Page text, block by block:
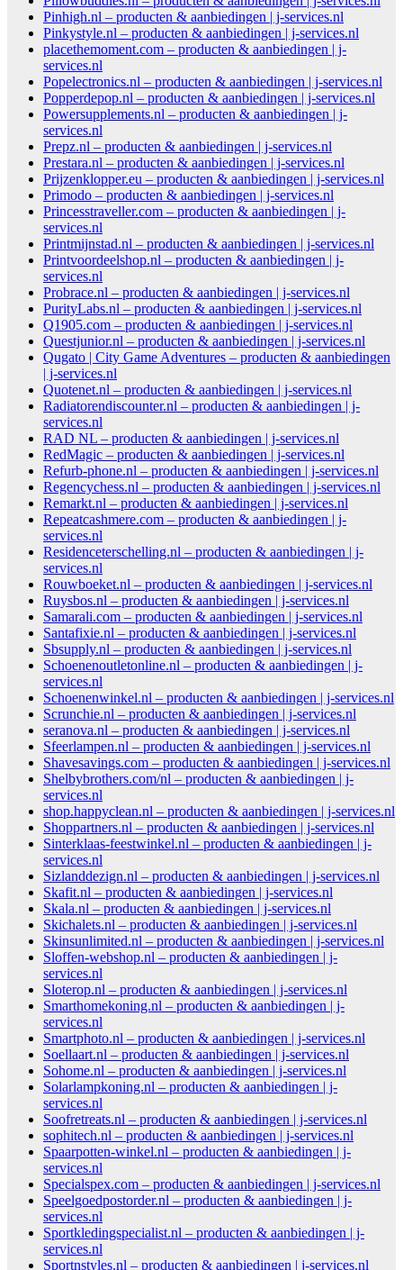
Pinhigh.nl – producten & aanbiedingen | j-services.nl
Pinkystyle.nl – producten & aanbiedingen | j-services.nl
placethemoment.com – producten & aanbiedingen | j-
services.nl
Popelectronics.nl – producten & aanbiedingen | j-services.nl
Popperdepop.nl – producten & aanbiedingen | j-services.nl
Powersupplements.nl – producten & aanbiedingen | j-
services.nl
Prepz.nl – producten & aanbiedingen | j-services.nl
Prestara.nl – producten & aanbiedingen | j-services.nl
Prijzenklopper.eu – producten & aanbiedingen | j-services.nl
Primodo – producten & aanbiedingen | j-services.nl
Princesstraveller.com – producten & aanbiedingen | j-
services.nl
Printmijnstad.nl – producten & aanbiedingen | j-services.nl
Printvoordeelshop.nl – producten & aanbiedingen | j-
services.nl
Probrace.nl – producten & aanbiedingen | j-services.nl
PurityLabs.nl – producten & aanbiedingen | j-services.nl
Q1905.com – producten & aanbiedingen | j-services.nl
Questjunior.nl – producten & aanbiedingen | j-services.nl
Qugato | City Game Adventures – producten & aanbiedingen
| j-services.nl
Quotenet.nl – producten & aanbiedingen | j-services.nl
Radiatorendiscounter.nl – producten & aanbiedingen | j-
services.nl
RAD NL – producten & aanbiedingen | j-services.nl
RedMagic – producten & aanbiedingen | j-services.nl
Refurb-phone.nl – producten & aanbiedingen | j-services.nl
Regencychess.nl – producten & aanbiedingen | j-services.nl
Remarkt.nl – producten & aanbiedingen | j-services.nl
Repeatcashmere.com – producten & aanbiedingen | j-
services.nl
Residenceterschelling.nl – producten & aanbiedingen | j-
services.nl
Rouwboeket.nl – producten & aanbiedingen | j-services.nl
Ruysbos.nl – producten & aanbiedingen | j-services.nl
Samarali.com – producten & aanbiedingen | j-services.nl
Santafixie.nl – producten & aanbiedingen | j-services.nl
Sbsupply.nl – producten & aanbiedingen | j-services.nl
Schoenenoutletonline.nl – producten & aanbiedingen | j-
services.nl
Schoenenwinkel.nl – producten & aanbiedingen | j-services.nl
Scrunchie.nl – producten & aanbiedingen | j-services.nl
seranova.nl – producten & aanbiedingen | j-services.nl
Sfeerlampen.nl – producten & aanbiedingen | j-services.nl
Shavesavings.com – producten & aanbiedingen | j-services.nl
Shelbybrothers.com/nl – producten & aanbiedingen | j-
services.nl
shop.happyclean.nl – producten & aanbiedingen | j-services.nl
Shoppartners.nl – producten & aanbiedingen | j-services.nl
Sinterklaas-feestwinkel.nl – producten & aanbiedingen | j-
services.nl
Sizlanddezign.nl – producten & aanbiedingen | j-services.nl
Skafit.nl – producten & aanbiedingen | j-services.nl
Skala.nl – producten & aanbiedingen | j-services.nl
Skichalets.nl – producten & aanbiedingen | j-services.nl
Skinsunlimited.nl – producten & aanbiedingen | j-services.nl
Sloffen-webshop.nl – producten & aanbiedingen | j-
services.nl
Sloterop.nl – producten & aanbiedingen | j-services.nl
Smarthomekoning.nl – producten & aanbiedingen | j-
services.nl
Smartphoto.nl – producten & aanbiedingen | j-services.nl
Soellaart.nl – producten & aanbiedingen | j-services.nl
Sohome.nl – producten & aanbiedingen | j-services.nl
Solarlampkoning.nl – producten & aanbiedingen | j-
services.nl
Soofretreats.nl – producten & aanbiedingen | j-services.nl
sophitech.nl – producten & aanbiedingen | j-services.nl
Spaarpotten-winkel.nl – producten & aanbiedingen | j-
services.nl
Specialspex.com – producten & aanbiedingen | j-services.nl
Speelgoedpostorder.nl – producten & aanbiedingen | j-
services.nl
Sportkledingspecialist.nl – producten & aanbiedingen | j-
services.nl
Sportnstyles.nl – producten & aanbiedingen | j-services.nl